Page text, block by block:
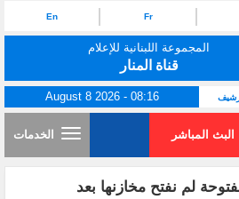
Fr
En
المجموعة اللبنانية للإعلام
قناة المنار
August 8 2026 - 08:16
البث المباشر الخدمات
لم نفتح مخازنها بعد